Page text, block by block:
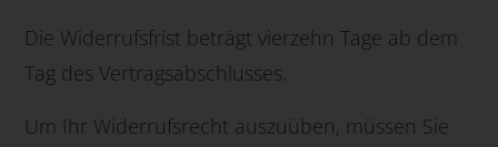
Die Widerrufsfrist beträgt vierzehn Tage ab dem
Tag des Vertragsabschlusses.
Um Ihr Widerrufsrecht auszuüben, müssen Sie